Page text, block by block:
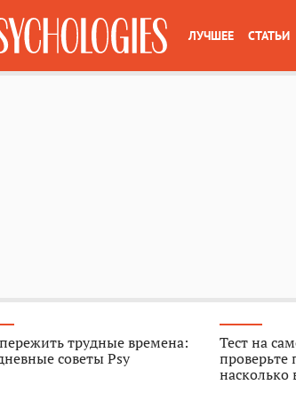
ЛУЧШЕЕ СТАТЬИ
трудные времена:
советы Psy
Тест на
проверьте
насколько